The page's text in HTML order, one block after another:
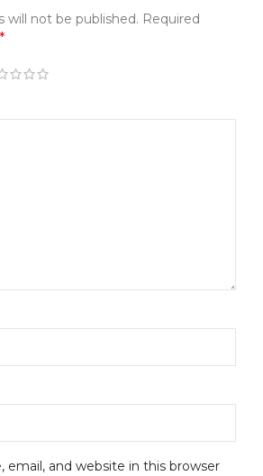
will not be published. Required
*
email, and website in this browser